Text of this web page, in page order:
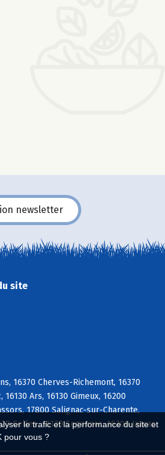
le trafic et la performance du site et
pour vous ?
newsletter
site
16370 Cherves-Richemont, 16370
Ars, 16130 Gimeux, 16200
17800 Salignac-sur-Charente,
Celles, 16130 Segonzac, 16200 Jarnac